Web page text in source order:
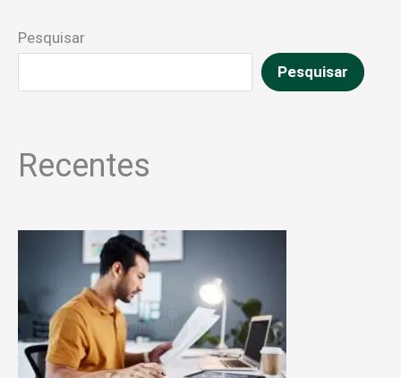
Pesquisar
Pesquisar
Recentes